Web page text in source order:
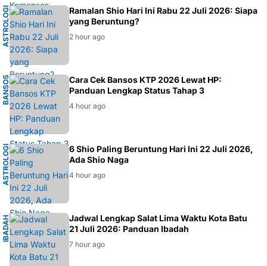
A
S
T
R
O
L
O
G
I
T
I
O
N
G
H
OA
Ramalan Shio Hari Ini Rabu 22 Juli 2026: Siapa
yang Beruntung?
2 hour ago
B
A
NS
O
S
2
0
26
Cara Cek Bansos KTP 2026 Lewat HP:
Panduan Lengkap Status Tahap 3
4 hour ago
A
S
T
R
O
L
OG
I
T
I
O
N
G
K
OK
6 Shio Paling Beruntung Hari Ini 22 Juli 2026,
Ada Shio Naga
4 hour ago
I
B
A
D
A
H
M
U
S
L
IM
Jadwal Lengkap Salat Lima Waktu Kota Batu
21 Juli 2026: Panduan Ibadah
7 hour ago